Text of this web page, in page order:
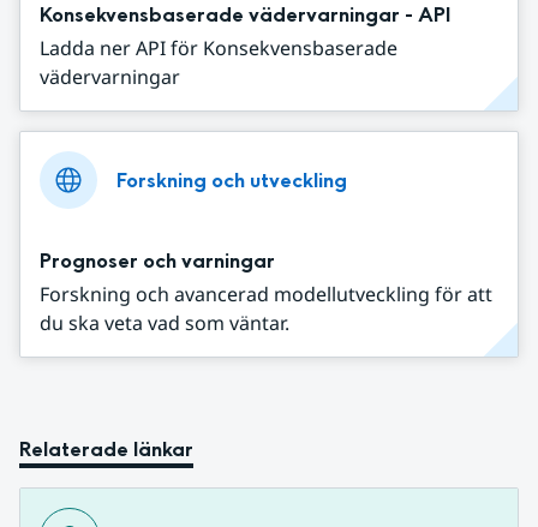
Konsekvensbaserade vädervarningar - API
Ladda ner API för Konsekvensbaserade
vädervarningar
Forskning och utveckling
Prognoser och varningar
Forskning och avancerad modellutveckling för att
du ska veta vad som väntar.
Relaterade länkar